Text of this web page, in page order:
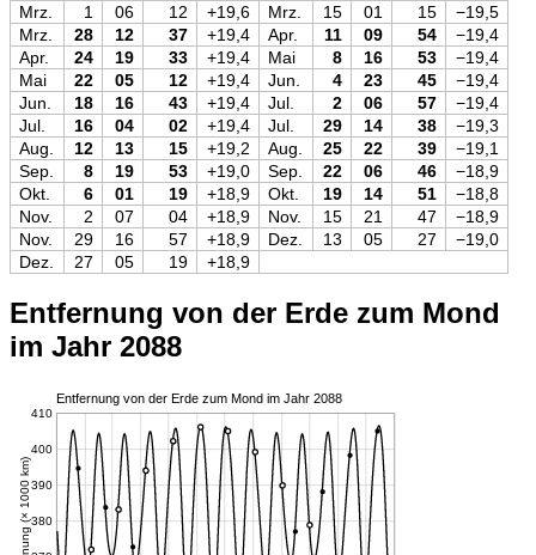
Mrz.
1 06 12 +19,6 Mrz. 15 01 15
−19,5
Mrz.
28 12 37 +19,4 Apr. 11 09 54
−19,4
Apr.
24 19 33 +19,4 Mai 8 16 53
−19,4
Mai
22 05 12 +19,4 Jun. 4 23 45
−19,4
Jun.
18 16 43 +19,4 Jul. 2 06 57
−19,4
Jul.
16 04 02 +19,4 Jul. 29 14 38
−19,3
Aug.
12 13 15 +19,2 Aug. 25 22 39
−19,1
Sep.
8 19 53 +19,0 Sep. 22 06 46
−18,9
Okt.
6 01 19 +18,9 Okt. 19 14 51
−18,8
Nov.
2 07 04 +18,9 Nov. 15 21 47
−18,9
Nov.
29 16 57 +18,9 Dez. 13 05 27
−19,0
Dez.
27 05 19 +18,9
Entfernung von der Erde zum Mond
im Jahr 2088